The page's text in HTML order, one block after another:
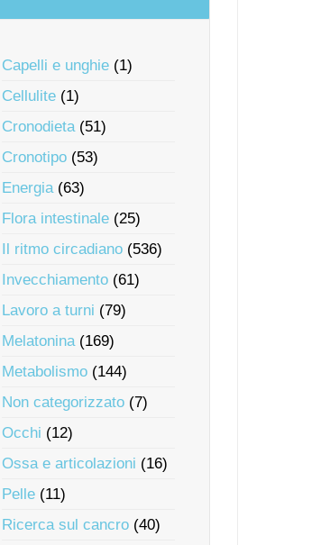
Capelli e unghie (1)
Cellulite (1)
Cronodieta(51)
Cronotipo (53)
Energia(63)
Flora intestinale (25)
Il ritmo circadiano (536)
Invecchiamento (61)
Lavoro a turni (79)
Melatonina(169)
Metabolismo (144)
Non categorizzato (7)
Occhi (12)
Ossa e articolazioni (16)
Pelle (11)
Ricerca sul cancro (40)